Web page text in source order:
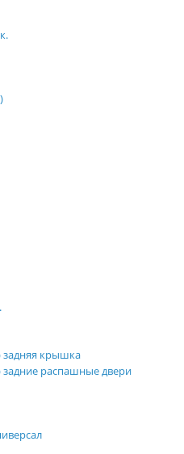
задняя крышка
задние распашные двери